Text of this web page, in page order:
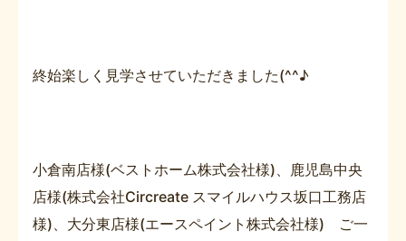
終始楽しく見学させていただきました(^^♪
小倉南店様(ベストホーム株式会社様)、鹿児島中央
店様(株式会社Circreate スマイルハウス坂口工務店
様)、大分東店様(エースペイント株式会社様) ご一